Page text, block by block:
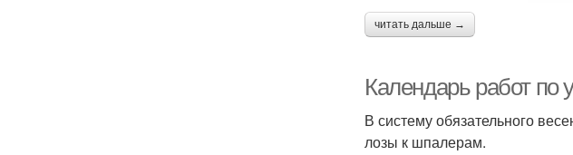
читать дальше →
Календарь работ по
В систему обязательного
лозы к шпалерам.